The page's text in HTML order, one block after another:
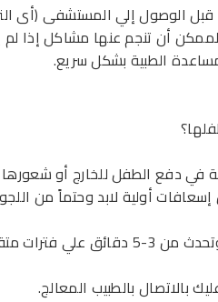
قبل الوصول إلي المستشفى (أى
أن تنجم عنها مشاكل إذا لم
الطبية بشكل سريع.
في دفع الطفل للخارج أو
أولية لابد وحتماً من
- إذا كانت الانقباضات الرحمية منتظمة وتحدث من 3-5 دقائق
بالاتصال بالطبيب المعالج.